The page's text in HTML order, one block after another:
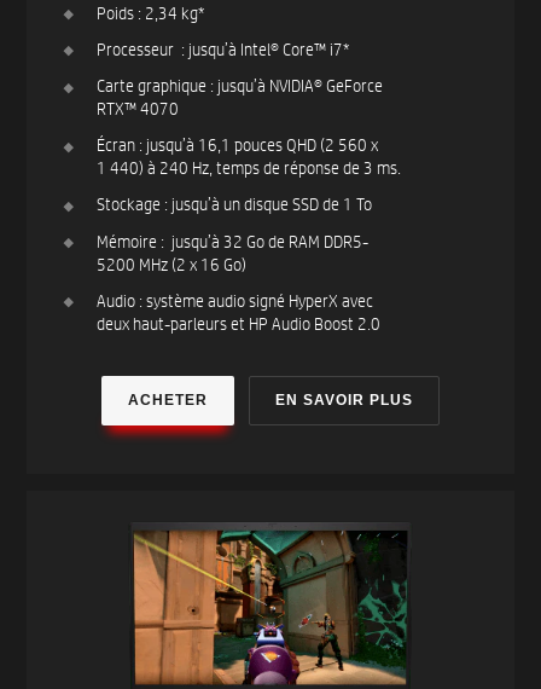
Poids : 2,34 kg*
Processeur : jusqu’à Intel® Core™ i7*
Carte graphique : jusqu’à NVIDIA® GeForce
RTX™ 4070
Écran : jusqu’à 16,1 pouces QHD (2 560 x
1 440) à 240 Hz, temps de réponse de 3 ms.
Stockage : jusqu’à un disque SSD de 1 To
Mémoire : jusqu’à 32 Go de RAM DDR5-
5200 MHz (2 x 16 Go)
Audio : système audio signé HyperX avec
deux haut-parleurs et HP Audio Boost 2.0
ACHETER EN SAVOIR PLUS